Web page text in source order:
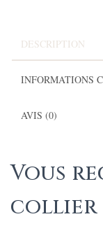
DESCRIPTION
INFORMATIONS
AVIS (0)
Vous
collier